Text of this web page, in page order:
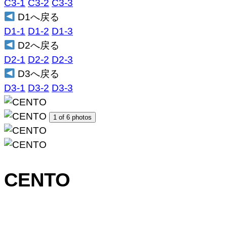
C3-1 C3-2 C3-3
D1へ戻る
D1-1 D1-2 D1-3
D2へ戻る
D2-1 D2-2 D2-3
D3へ戻る
D3-1 D3-2 D3-3
1 of 6 photos
CENTO